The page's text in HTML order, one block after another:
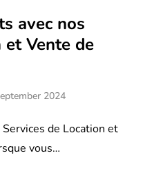
avec nos
et Vente de
2024
de Location et
vous…